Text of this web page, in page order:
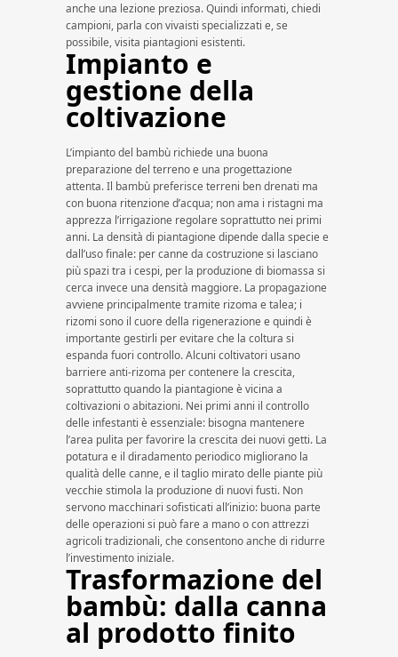
anche una lezione preziosa. Quindi informati, chiedi
campioni, parla con vivaisti specializzati e, se
possibile, visita piantagioni esistenti.
Impianto e
gestione della
coltivazione
L’impianto del bambù richiede una buona
preparazione del terreno e una progettazione
attenta. Il bambù preferisce terreni ben drenati ma
con buona ritenzione d’acqua; non ama i ristagni ma
apprezza l’irrigazione regolare soprattutto nei primi
anni. La densità di piantagione dipende dalla specie e
dall’uso finale: per canne da costruzione si lasciano
più spazi tra i cespi, per la produzione di biomassa si
cerca invece una densità maggiore. La propagazione
avviene principalmente tramite rizoma e talea; i
rizomi sono il cuore della rigenerazione e quindi è
importante gestirli per evitare che la coltura si
espanda fuori controllo. Alcuni coltivatori usano
barriere anti-rizoma per contenere la crescita,
soprattutto quando la piantagione è vicina a
coltivazioni o abitazioni. Nei primi anni il controllo
delle infestanti è essenziale: bisogna mantenere
l’area pulita per favorire la crescita dei nuovi getti. La
potatura e il diradamento periodico migliorano la
qualità delle canne, e il taglio mirato delle piante più
vecchie stimola la produzione di nuovi fusti. Non
servono macchinari sofisticati all’inizio: buona parte
delle operazioni si può fare a mano o con attrezzi
agricoli tradizionali, che consentono anche di ridurre
l’investimento iniziale.
Trasformazione del
bambù: dalla canna
al prodotto finito